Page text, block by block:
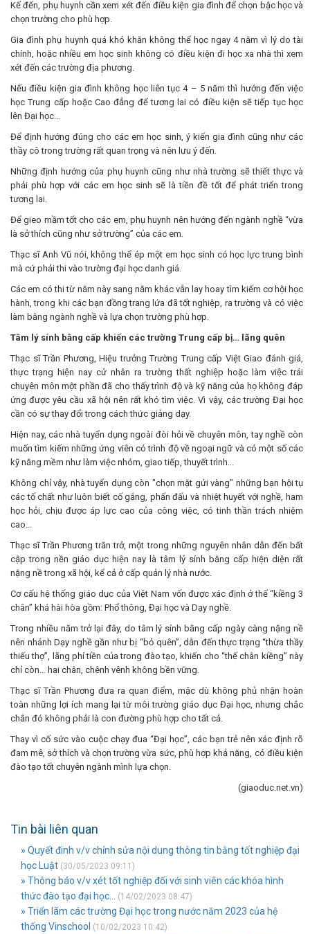
Kế đến, phụ huynh cần xem xét đến điều kiện gia đình để chọn bậc học và
chọn trường cho phù hợp.
Gia đình phụ huynh quá khó khăn không thể học ngay 4 năm vì lý do tài
chính, hoặc nhiều em học sinh không có điều kiện đi học xa nhà thì xem
xét đến các trường địa phương.
Nếu điều kiện gia đình không học liên tục 4 – 5 năm thì hướng đến việc
học Trung cấp hoặc Cao đẳng để tương lai có điều kiện sẽ tiếp tục học
lên Đại học…
Để định hướng đúng cho các em học sinh, ý kiến gia đình cũng như các
thầy cô trong trường rất quan trọng và nên lưu ý đến.
Những định hướng của phụ huynh cũng như nhà trường sẽ thiết thực và
phải phù hợp với các em học sinh sẽ là tiền đề tốt để phát triển trong
tương lai.
Để gieo mầm tốt cho các em, phụ huynh nên hướng đến ngành nghề “vừa
là sở thích cũng như sở trường” của các em.
Thạc sĩ Anh Vũ nói, không thể ép một em học sinh có học lực trung bình
mà cứ phải thi vào trường đại học danh giá.
Các em có thi từ năm này sang năm khác vẫn lay hoay tìm kiếm cơ hội học
hành, trong khi các bạn đồng trang lứa đã tốt nghiệp, ra trường và có việc
làm bằng ngành nghề và lựa chọn trường phù hợp.
Tâm lý sính bằng cấp khiến các trường Trung cấp bị… lãng quên
Thạc sĩ Trần Phương, Hiệu trưởng Trường Trung cấp Việt Giao đánh giá,
thực trạng hiện nay cử nhân ra trường thất nghiệp hoặc làm việc trái
chuyên môn một phần đã cho thấy trình độ và kỹ năng của họ không đáp
ứng được yêu cầu xã hội nên rất khó tìm việc. Vì vậy, các trường Đại học
cần có sự thay đổi trong cách thức giảng dạy.
Hiện nay, các nhà tuyển dụng ngoài đòi hỏi về chuyên môn, tay nghề còn
muốn tìm kiếm những ứng viên có trình độ về ngoại ngữ và có một số các
kỹ năng mềm như làm việc nhóm, giao tiếp, thuyết trình...
Không chỉ vậy, nhà tuyển dụng còn "chọn mặt gửi vàng" những bạn hội tụ
các tố chất như luôn biết cố gắng, phấn đấu và nhiệt huyết với nghề, ham
học hỏi, chịu được áp lực cao của công việc, có tinh thần trách nhiệm
cao...
Thạc sĩ Trần Phương trăn trở, một trong những nguyên nhân dẫn đến bất
cập trong nền giáo dục hiện nay là tâm lý sính bằng cấp hiện diện rất
nặng nề trong xã hội, kể cả ở cấp quản lý nhà nước.
Cơ cấu hệ thống giáo dục của Việt Nam vốn được xác định ở thế “kiềng 3
chân” khá hài hòa gồm: Phổ thông, Đại học và Dạy nghề.
Trong nhiều năm trở lại đây, do tâm lý sính bằng cấp ngày càng nặng nề
nên nhánh Dạy nghề gần như bị “bỏ quên”, dẫn đến thực trạng “thừa thầy
thiếu thợ”, lãng phí tiền của trong đào tạo, khiến cho “thế chân kiềng” này
chỉ còn… hai chân, chênh vênh không bền vững.
Thạc sĩ Trần Phương đưa ra quan điểm, mặc dù không phủ nhận hoàn
toàn những lợi ích mang lại từ môi trường giáo dục Đại học, nhưng chắc
chắn đó không phải là con đường phù hợp cho tất cả.
Thay vì cố sức vào cuộc chạy đua “Đại học”, các bạn trẻ nên xác định rõ
đam mê, sở thích và chọn trường vừa sức, phù hợp khả năng, có điều kiện
đào tạo tốt chuyên ngành mình lựa chọn.
(giaoduc.net.vn)
Tin bài liên quan
» Quyết đinh v/v chỉnh sửa nội dung thông tin bằng tốt nghiệp đại
học Luật (30/05/2023 09:11)
» Thông báo v/v xét tốt nghiệp đối với sinh viên các khóa hình
thức đào tạo đại học...
(14/02/2023 08:47)
» Triển lãm các trường Đại học trong nước năm 2023 của hệ
thống Vinschool (10/02/2023 10:42)